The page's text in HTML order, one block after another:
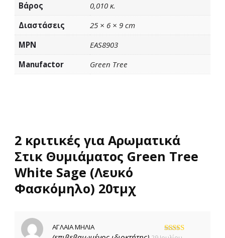
Βάρος
0,010 κ.
Διαστάσεις
25 × 6 × 9 cm
MPN
EAS8903
Manufactor
Green Tree
2 κριτικές για Αρωματικά
Στικ Θυμιάματος Green Tree
White Sage (Λευκό
Φασκόμηλο) 20τμχ
ΑΓΛΑΙΑ ΜΗΛΙΑ